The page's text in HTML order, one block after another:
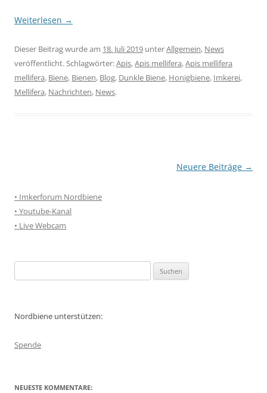
Weiterlesen →
Dieser Beitrag wurde am 18. Juli 2019 unterAllgemein, News
veröffentlicht. Schlagwörter:Apis,Apis mellifera,Apis mellifera
mellifera, Biene, Bienen, Blog, Dunkle Biene, Honigbiene, Imkerei,
Mellifera, Nachrichten, News.
Neuere Beiträge →
• Imkerforum Nordbiene
• Youtube-Kanal
• Live Webcam
nach:
Nordbiene unterstützen:
Spende
NEUESTE KOMMENTARE: